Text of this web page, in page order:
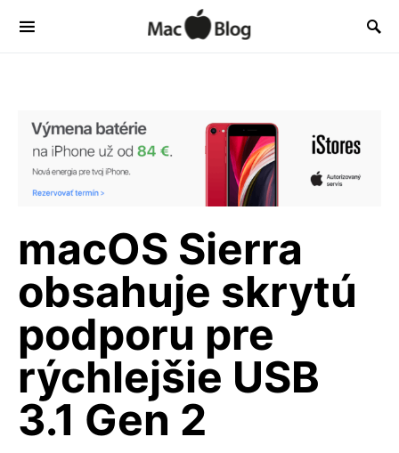
macOS Sierra
obsahuje skrytú
podporu pre
rýchlejšie USB
3.1 Gen 2